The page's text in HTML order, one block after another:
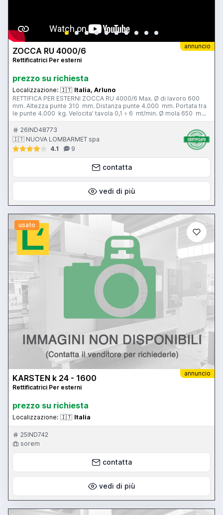
annuncio
ZOCCA RU 4000/6
Rettificatrici Per esterni
prezzo su richiesta
Localizzazione: 🇮🇹 Italia, Arluno
RETTIFICA PER ESTERNI ZOCCA RU 4000/6 Max. Ø di lavoro 600
mm. Altezza punte 310 mm. Distanza punte 4.000 mm. Portata tra
le punte 4.000 kg. Velocita' tavola 0,1 ÷ 6 mt/min. Ø mola 650 mm.
Potenza motore mola 16 hp. Velocita’ di rotazione testa
portapezzo - N. 12; 9 - 120 g/min. Peso totale 17 tonn. Completa
di: - n. 6 lunette aperte - sagomatore mola - piattaforma a 6 griffe -
equilibratore mola - vasca con filtro
26IND48773
🇮🇹 NUOVA LOMBARMET spa
4.1
9
contatta
vedi di più
usato
annuncio
KARSTEN k 24 - 1600
Rettificatrici Per esterni
prezzo su richiesta
Localizzazione: 🇮🇹 Italia
25IND742
sorem
contatta
vedi di più